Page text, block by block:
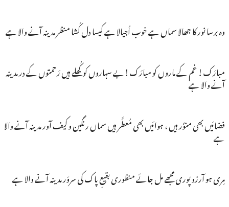
وہ برسا نور کا جھالا سماں ہے خوب اُجیالا ہے کیسا دل کُشا منظر مدینہ آنے والا ہے
مبارَک! غم کے ماروں کو مبارَک!بے سہاروں کو کُھلے ہیں رَحمتوں کے در مدینہ
آنے والا ہے
فضائیں بھی منوَّر ہیں ، ہوائیں بھی مُعطَّر ہیں سماں رنگین و کیف آور مدینہ آنے والا
ہے
مِری ہو آرزو پوری مجھے مل جائے منظوری بقیعِ پاک کی سروَر مدینہ آنے والا ہے